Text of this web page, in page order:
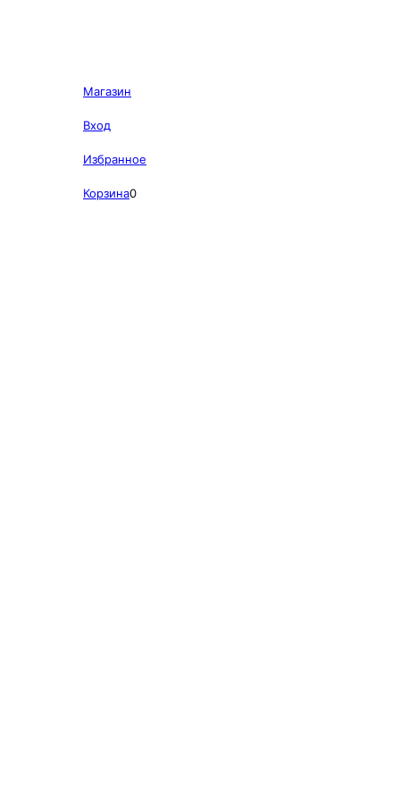
Магазин
Вход
Избранное
Корзина0